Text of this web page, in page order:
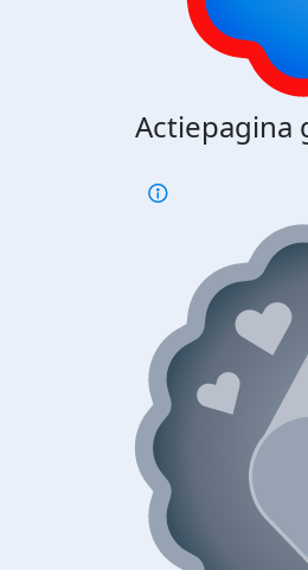
Actiepagina